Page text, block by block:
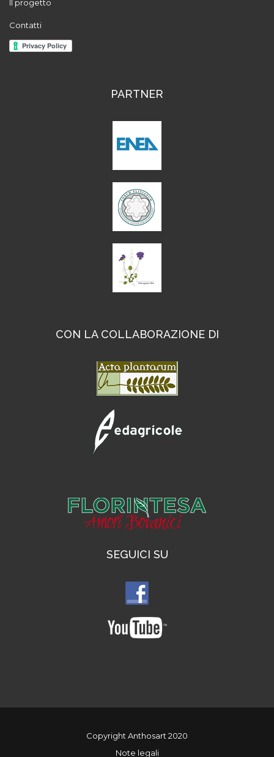
Il progetto
Contatti
PARTNER
CON LA COLLABORAZIONE DI
SEGUICI SU
Copyright Anthosart 2020
Note legali